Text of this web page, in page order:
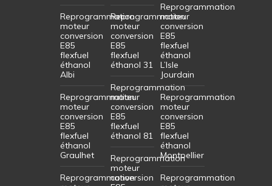
Reprogrammation
moteur
conversion
E85
flexfuel
éthanol
Albi
Reprogrammation
moteur
conversion
E85
flexfuel
éthanol
Graulhet
Reprogrammation
Reprogrammation
moteur
conversion
E85
flexfuel
éthanol 31
Reprogrammation
moteur
conversion
E85
flexfuel
éthanol 81
Reprogrammation
moteur
conversion
Reprogrammation
moteur
conversion
E85
flexfuel
éthanol
L’Isle
Jourdain
Reprogrammation
moteur
conversion
E85
flexfuel
éthanol
Montpellier
Reprogrammation